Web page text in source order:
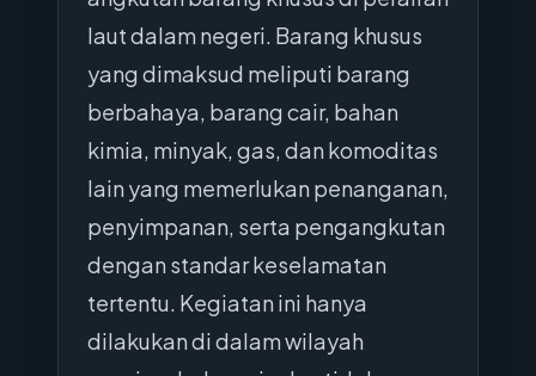
laut dalam negeri. Barang khusus
yang dimaksud meliputi barang
berbahaya, barang cair, bahan
kimia, minyak, gas, dan komoditas
lain yang memerlukan penanganan,
penyimpanan, serta pengangkutan
dengan standar keselamatan
tertentu. Kegiatan ini hanya
dilakukan di dalam wilayah